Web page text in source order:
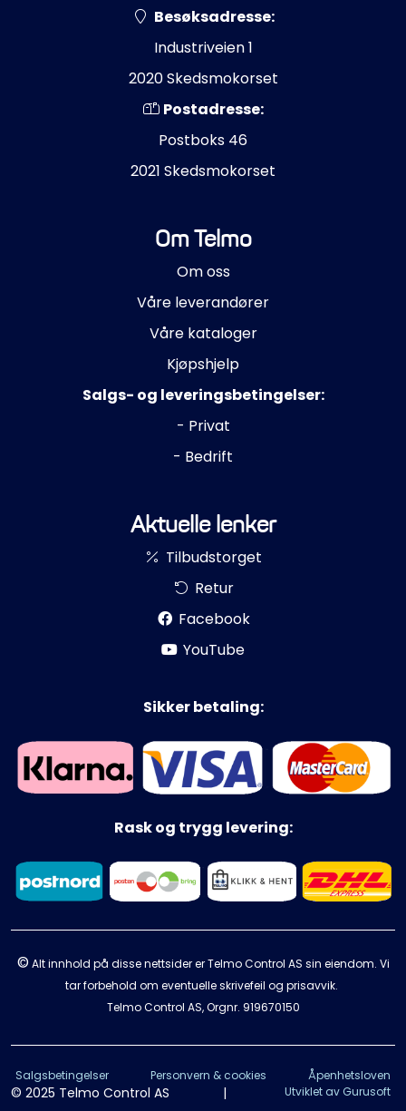
Besøksadresse:
Industriveien 1
2020 Skedsmokorset
Postadresse:
Postboks 46
2021 Skedsmokorset
Om Telmo
Om oss
Våre leverandører
Våre kataloger
Kjøpshjelp
Salgs- og leveringsbetingelser:
- Privat
- Bedrift
Aktuelle lenker
Tilbudstorget
Retur
Facebook
YouTube
Sikker betaling:
Rask og trygg levering:
© Alt innhold på disse nettsider er Telmo Control AS sin eiendom. Vi
tar forbehold om eventuelle skrivefeil og prisavvik.
Telmo Control AS, Orgnr. 919670150
Salgsbetingelser Personvern & cookies Åpenhetsloven
© 2025 Telmo Control AS | Utviklet av Gurusoft